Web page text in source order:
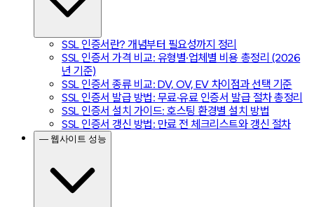
SSL 인증서란? 개념부터 필요성까지 정리
SSL 인증서 가격 비교: 유형별·업체별 비용 총정리 (2026
년 기준)
SSL 인증서 종류 비교: DV, OV, EV 차이점과 선택 기준
SSL 인증서 발급 방법: 무료·유료 인증서 발급 절차 총정리
SSL 인증서 설치 가이드: 호스팅 환경별 설치 방법
SSL 인증서 갱신 방법: 만료 전 체크리스트와 갱신 절차
— 웹사이트 성능